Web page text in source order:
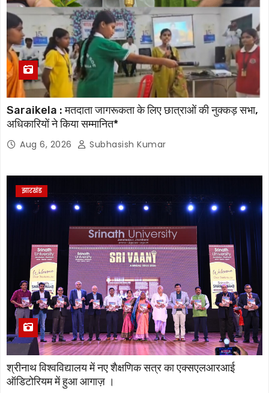
Saraikela : मतदाता जागरूकता के लिए छात्राओं की नुक्कड़ सभा,
अधिकारियों ने किया सम्मानित*
Aug 6, 2026 Subhasish Kumar
झारखंड
श्रीनाथ विश्वविद्यालय में नए शैक्षणिक सत्र का एक्सएलआरआई
ऑडिटोरियम में हुआ आगाज़ ।